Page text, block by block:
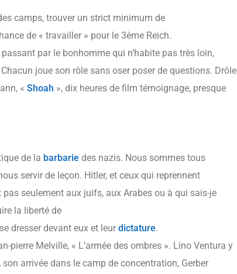
camps, trouver un strict minimum de
de « travailler » pour le 3ème Reich.
par le bonhomme qui n’habite pas très loin,
joue son rôle sans oser poser de questions. Drôle
« Shoah », dix heures de film témoignage, presque
de la barbarie des nazis. Nous sommes tous
servir de leçon. Hitler, et ceux qui reprennent
pas seulement aux juifs, aux Arabes ou à qui sais-je
la liberté de
dresser devant eux et leur dictature.
Melville, « L’armée des ombres ». Lino Ventura y
arrivée dans le camp de concentration, Gerber